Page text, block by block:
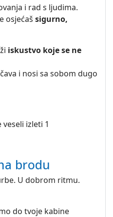
i rad s ljudima.
osjećaš sigurno,
iskustvo koje se ne
i nosi sa sobom dugo
brodu
U dobrom ritmu.
do tvoje kabine